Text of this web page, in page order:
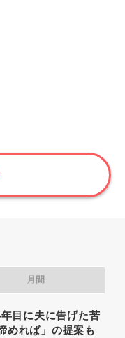
月間
目に夫に告げた苦
めれば」の提案も